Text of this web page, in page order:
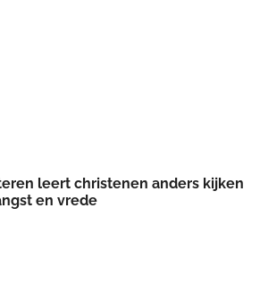
leert christenen anders kijken
en vrede